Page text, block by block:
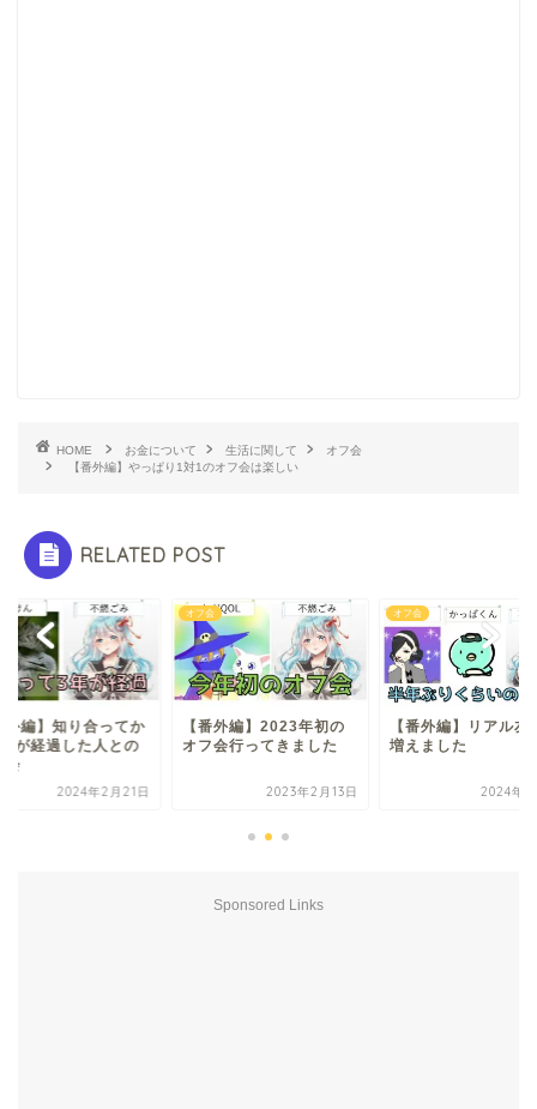
HOME お金について 生活に関して
オフ会
【番外編】やっぱり1対1のオフ会は楽しい
RELATED POST
外編】2023年初の
会行ってきました
2023年2月13日
オフ会
【番外編】リアル友達が
増えました
2024年6月4日
オフ会
【番外編】知り合っ
ら3年が経過した人
2024年2
Sponsored Links